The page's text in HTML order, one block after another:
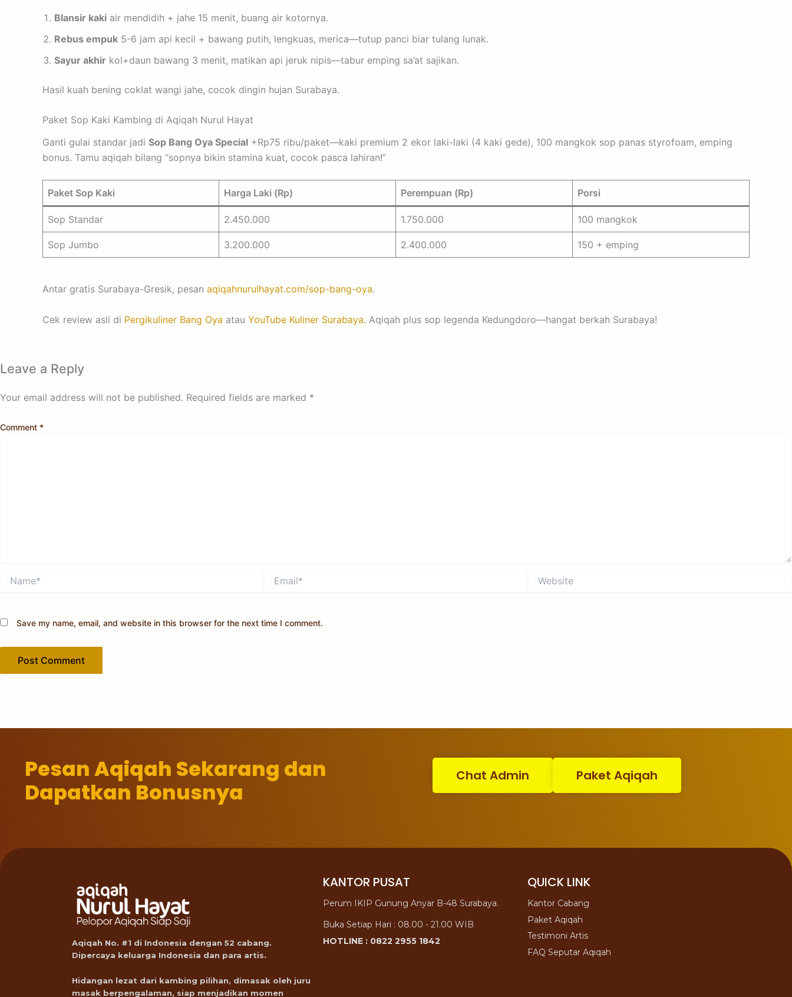
Blansir kaki air mendidih + jahe 15 menit, buang air kotornya.
Rebus empuk 5-6 jam api kecil + bawang putih, lengkuas, merica—tutup panci biar tulang lunak.
Sayur akhir kol+daun bawang 3 menit, matikan api jeruk nipis—tabur emping sa’at sajikan.
Hasil kuah bening coklat wangi jahe, cocok dingin hujan Surabaya.
Paket Sop Kaki Kambing di Aqiqah Nurul Hayat
Ganti gulai standar jadi Sop Bang Oya Special +Rp75 ribu/paket—kaki premium 2 ekor laki-laki (4 kaki gede), 100 mangkok sop panas styrofoam, emping
bonus. Tamu aqiqah bilang “sopnya bikin stamina kuat, cocok pasca lahiran!”
Paket Sop Kaki Harga Laki (Rp) Perempuan (Rp) Porsi
Sop Standar 2.450.000 1.750.000 100 mangkok
Sop Jumbo 3.200.000 2.400.000 150 + emping
Antar gratis Surabaya-Gresik, pesan aqiqahnurulhayat.com/sop-bang-oya.
Cek review asli di Pergikuliner Bang Oya atau YouTube Kuliner Surabaya. Aqiqah plus sop legenda Kedungdoro—hangat berkah Surabaya!
Leave a Reply
Your email address will not be published. Required fields are marked *
Comment *
Save my name, email, and website in this browser for the next time I comment.
Pesan Aqiqah Sekarang dan
Dapatkan Bonusnya
Chat Admin Paket Aqiqah
Aqiqah No. #1 di Indonesia dengan 52 cabang.
Dipercaya keluarga Indonesia dan para artis.
Hidangan lezat dari kambing pilihan, dimasak oleh juru
masak berpengalaman, siap menjadikan momen
KANTOR PUSAT
Perum IKIP Gunung Anyar B-48 Surabaya.
Buka Setiap Hari : 08.00 - 21.00 WIB
HOTLINE : 0822 2955 1842
QUICK LINK
Kantor Cabang
Paket Aqiqah
Testimoni Artis
FAQ Seputar Aqiqah